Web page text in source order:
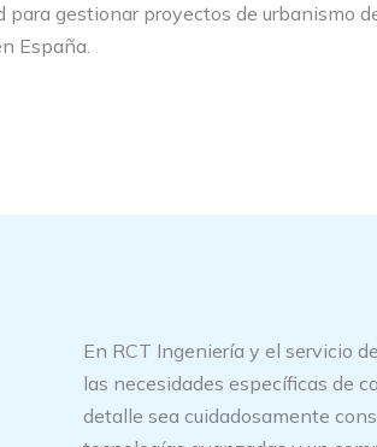
gestionar proyectos de urbanismo
España.
En RCT Ingeniería y el servicio de
las necesidades específicas de
detalle sea cuidadosamente